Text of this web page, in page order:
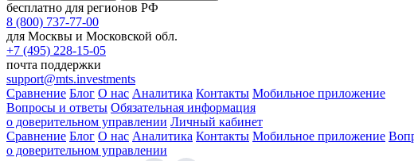
бесплатно для регионов РФ
8 (800) 737-77-00
для Москвы и Московской обл.
+7 (495) 228-15-05
почта поддержки
support@mts.investments
Сравнение Блог О нас Аналитика Контакты Мобильное приложение
Вопросы и ответы Обязательная информация
о доверительном управлении Личный кабинет
Сравнение Блог О нас Аналитика Контакты Мобильное приложение
о доверительном управлении